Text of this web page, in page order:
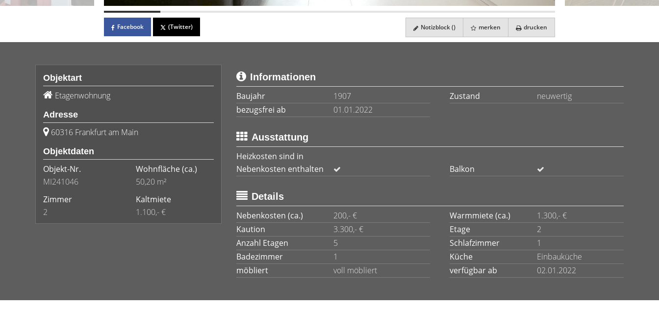
Facebook (Twitter) Notizblock () merken drucken
Objektart
Etagenwohnung
Adresse
60316 Frankfurt am Main
Objektdaten
Objekt-Nr.
MI241046
Wohnfläche(ca.)
50,20 m²
Zimmer
2
Kaltmiete
1.100,- €
Informationen
Baujahr
1907 Zustand
neuwertig
bezugsfrei ab
01.01.2022
Ausstattung
Heizkosten sind in
Nebenkosten enthalten
Balkon
Details
Nebenkosten (ca.)
200,- € Warmmiete (ca.)
1.300,- €
Kaution
3.300,- € Etage
2
Anzahl Etagen
5 Schlafzimmer
1
Badezimmer
1 Küche
Einbauküche
möbliert
voll möbliert verfügbar ab 02.01.2022